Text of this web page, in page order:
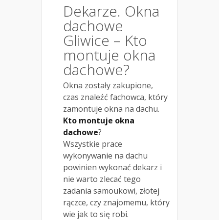
Dekarze. Okna
dachowe
Gliwice – Kto
montuje okna
dachowe?
Okna zostały zakupione,
czas znaleźć fachowca, który
zamontuje okna na dachu.
Kto montuje okna
dachowe?
Wszystkie prace
wykonywanie na dachu
powinien wykonać dekarz i
nie warto zlecać tego
zadania samoukowi, złotej
rączce, czy znajomemu, który
wie jak to się robi.